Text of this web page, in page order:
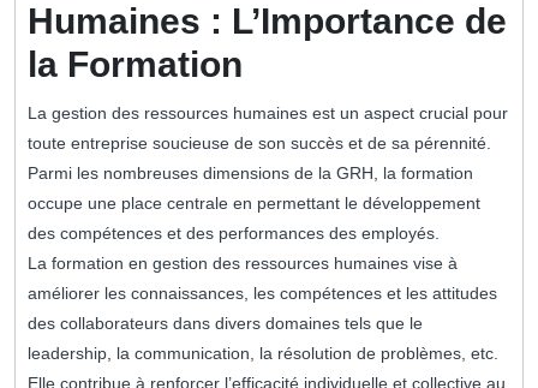
Humaines : L’Importance de
la Formation
La gestion des ressources humaines est un aspect crucial pour
toute entreprise soucieuse de son succès et de sa pérennité.
Parmi les nombreuses dimensions de la GRH, la formation
occupe une place centrale en permettant le développement
des compétences et des performances des employés.
La formation en gestion des ressources humaines vise à
améliorer les connaissances, les compétences et les attitudes
des collaborateurs dans divers domaines tels que le
leadership, la communication, la résolution de problèmes, etc.
Elle contribue à renforcer l’efficacité individuelle et collective au